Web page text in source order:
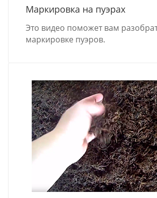
Маркировка на пуэрах
Это видео поможет вам
маркировке пуэров.